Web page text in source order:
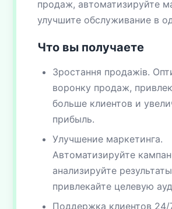
продаж, автоматизируйте
улучшите обслуживание в
Что вы получаете
Зростання продажів.
воронку продаж,
больше клиентов и
прибыль.
Улучшение маркетинга.
Автоматизируйте
анализируйте
привлекайте целевую
Поддержка клиентов 24/